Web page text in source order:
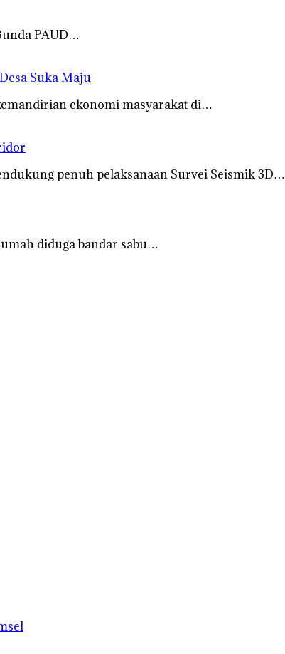
PAUD…
Suka Maju
ekonomi masyarakat di…
penuh pelaksanaan Survei Seismik 3D…
diduga bandar sabu…